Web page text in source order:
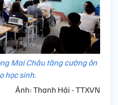
Mai Châu tăng cường ôn
học sinh.
Ảnh: Thanh Hải - TTXVN